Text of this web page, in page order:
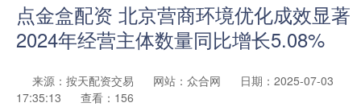
点金盒配资 北京营商环境优化成效显著
2024年经营主体数量同比增长5.08%
来源：按天配资交易 网站：众合网
日期：2025-07-03
17:35:13
查看：156